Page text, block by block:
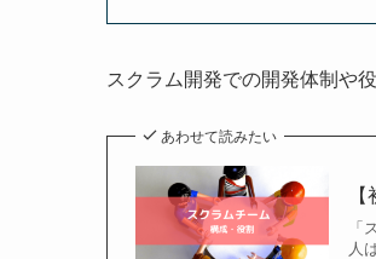
スクラム開発での開発体制や
あわせて読みたい
「
人